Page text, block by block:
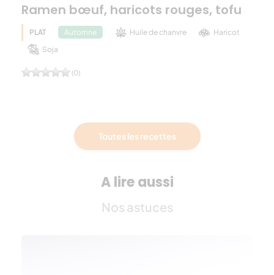
Ramen bœuf, haricots rouges, tofu
PLAT Automne Huile de chanvre
Haricot
Soja
(0)
Toutes les recettes
A lire aussi
Nos astuces